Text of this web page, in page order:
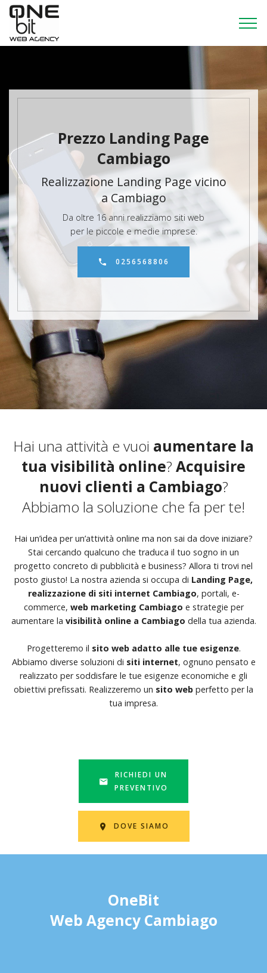
Prezzo Landing Page
Cambiago
Realizzazione Landing Page vicino
a Cambiago
Da oltre 16 anni realizziamo siti web
per le piccole e medie imprese.
0256568806
Hai una attività e vuoi aumentare la
tua visibilità online? Acquisire
nuovi clienti a Cambiago?
Abbiamo la soluzione che fa per te!
Hai un’idea per un’attività online ma non sai da dove iniziare?
Stai cercando qualcuno che traduca il tuo sogno in un
progetto concreto di pubblicità e business? Allora ti trovi nel
posto giusto! La nostra azienda si occupa di Landing Page,
realizzazione di siti internet Cambiago, portali, e-
commerce, web marketing Cambiago e strategie per
aumentare la visibilità online a Cambiago della tua azienda.
Progetteremo il sito web adatto alle tue esigenze.
Abbiamo diverse soluzioni di siti internet, ognuno pensato e
realizzato per soddisfare le tue esigenze economiche e gli
obiettivi prefissati. Realizzeremo un sito web perfetto per la
tua impresa.
RICHIEDI UN
PREVENTIVO
DOVE SIAMO
OneBit
Web Agency Cambiago